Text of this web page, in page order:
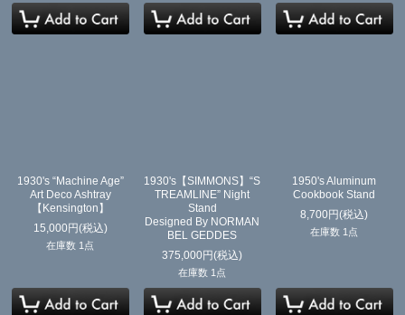
1930's “Machine Age”
Art Deco Ashtray
【Kensington】
15,000円(税込)
在庫数 1点
1930's【SIMMONS】“S
TREAMLINE” Night
Stand
Designed By NORMAN
BEL GEDDES
375,000円(税込)
在庫数 1点
1950's Aluminum
Cookbook Stand
8,700円(税込)
在庫数 1点